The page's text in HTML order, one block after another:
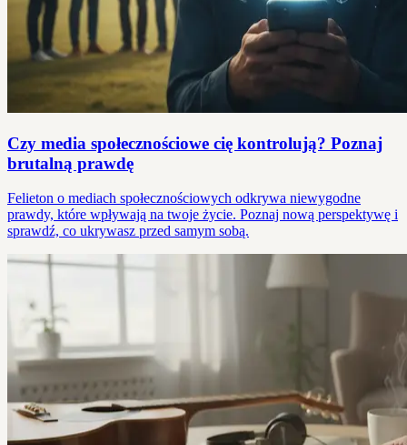
Czy media społecznościowe cię kontrolują? Poznaj
brutalną prawdę
Felieton o mediach społecznościowych odkrywa niewygodne
prawdy, które wpływają na twoje życie. Poznaj nową perspektywę i
sprawdź, co ukrywasz przed samym sobą.